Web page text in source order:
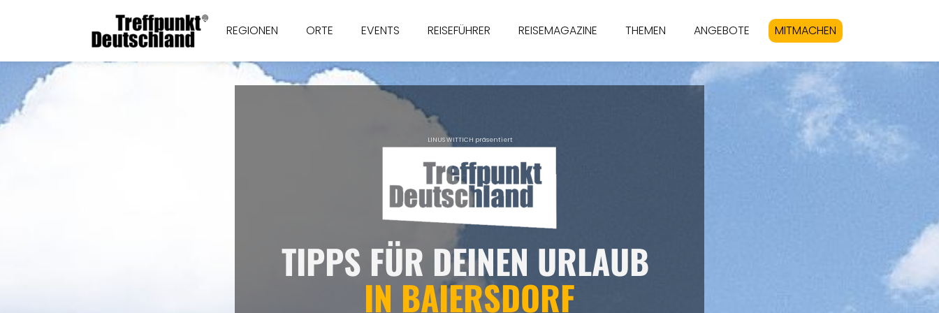
REGIONEN ORTE EVENTS REISEFÜHRER REISEMAGAZINE THEMEN ANGEBOTE MITMACHEN
LINUS WITTICH präsentiert
TIPPS FÜR DEINEN URLAUB
IN BAIERSDORF